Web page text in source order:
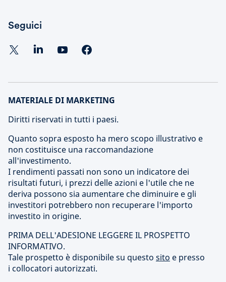
Seguici
MATERIALE DI MARKETING
Diritti riservati in tutti i paesi.
Quanto sopra esposto ha mero scopo illustrativo e
non costituisce una raccomandazione
all'investimento.
I rendimenti passati non sono un indicatore dei
risultati futuri, i prezzi delle azioni e l'utile che ne
deriva possono sia aumentare che diminuire e gli
investitori potrebbero non recuperare l'importo
investito in origine.
PRIMA DELL'ADESIONE LEGGERE IL PROSPETTO
INFORMATIVO.
Tale prospetto è disponibile su questo sito e presso
i collocatori autorizzati.